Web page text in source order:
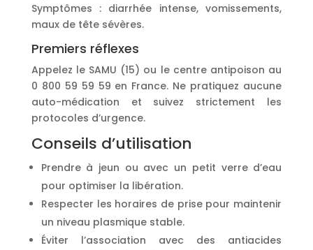
Symptômes : diarrhée intense, vomissements,
maux de tête sévères.
Premiers réflexes
Appelez le SAMU (15) ou le centre antipoison au
0 800 59 59 59 en France. Ne pratiquez aucune
auto-médication et suivez strictement les
protocoles d’urgence.
Conseils d’utilisation
Prendre à jeun ou avec un petit verre d’eau
pour optimiser la libération.
Respecter les horaires de prise pour maintenir
un niveau plasmique stable.
Éviter l’association avec des antiacides